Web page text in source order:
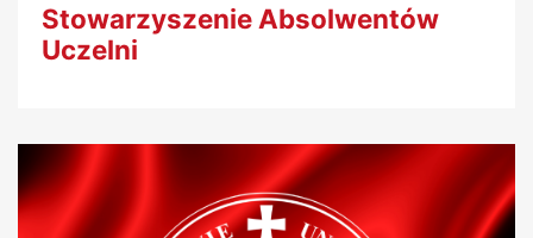
Stowarzyszenie Absolwentów
Uczelni